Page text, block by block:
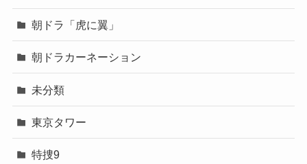
朝ドラ「虎に翼」
朝ドラカーネーション
未分類
東京タワー
特捜9